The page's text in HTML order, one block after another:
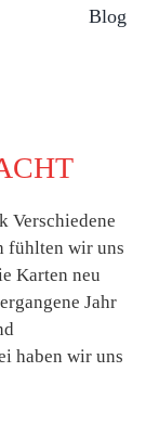
Blog
Verschiedene
fühlten wir uns
Karten neu
Jahr
haben wir uns